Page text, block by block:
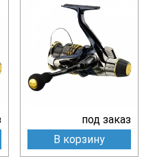
под заказ
В корзину